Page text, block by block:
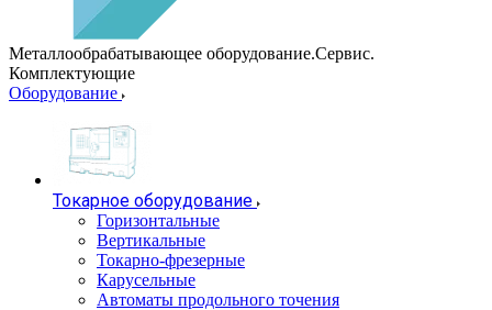
Металлообрабатывающее оборудование.Сервис.
Комплектующие
Оборудование
Токарное оборудование
Горизонтальные
Вертикальные
Токарно-фрезерные
Карусельные
Автоматы продольного точения